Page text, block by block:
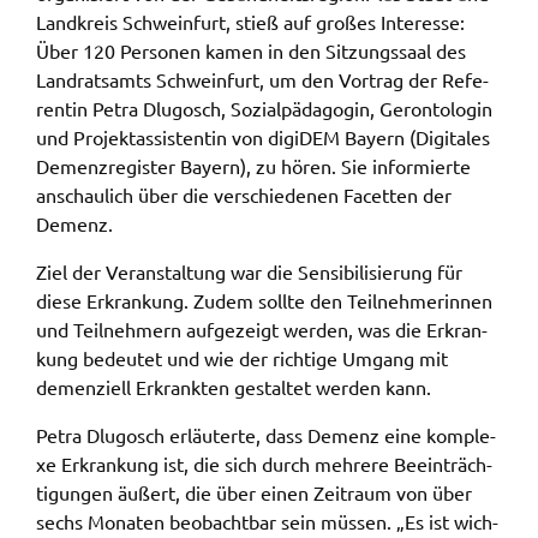
Land­kreis Schwein­furt, stieß auf großes Inter­es­se:
Über 120 Perso­nen kamen in den Sitzungs­saal des
Land­rats­amts Schwein­furt, um den Vortrag der Refe­
ren­tin Petra Dlugosch, Sozi­al­päd­ago­gin, Geron­to­lo­gin
und Projek­t­as­sis­ten­tin von digi­DEM Bayern (Digi­ta­les
Demenz­re­gis­ter Bayern), zu hören. Sie infor­mier­te
anschau­lich über die verschie­de­nen Facet­ten der
Demenz.
Ziel der Veran­stal­tung war die Sensi­bi­li­sie­rung für
diese Erkran­kung. Zudem soll­te den Teil­neh­me­rin­nen
und Teil­neh­mern aufge­zeigt werden, was die Erkran­
kung bedeu­tet und wie der rich­ti­ge Umgang mit
demen­zi­ell Erkrank­ten gestal­tet werden kann.
Petra Dlugosch erläu­ter­te, dass Demenz eine komple­
xe Erkran­kung ist, die sich durch mehre­re Beein­träch­
ti­gun­gen äußert, die über einen Zeit­raum von über
sechs Mona­ten beob­acht­bar sein müssen. „Es ist wich­
Name:
accessibility
Anbieter:
Landratsamt Schweinfurt
Zweck:
Session
EXTERNE MEDIEN
Daten bei Aktivierung dieser Auswahlaußerhalb
des Verantwortungsbereichs des Landratsamtes
Schweinfurt liegt und hierfür ausschließlich die
Datenschutzbestimmungen des Anbieters YouTube